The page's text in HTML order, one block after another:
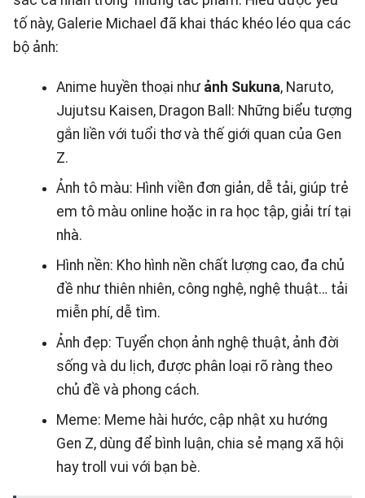
tố này, Galerie Michael đã khai thác khéo léo qua các
bộ ảnh:
Anime huyền thoại như ảnh Sukuna, Naruto,
Jujutsu Kaisen, Dragon Ball: Những biểu tượng
gắn liền với tuổi thơ và thế giới quan của Gen
Z.
Ảnh tô màu: Hình viền đơn giản, dễ tải, giúp trẻ
em tô màu online hoặc in ra học tập, giải trí tại
nhà.
Hình nền: Kho hình nền chất lượng cao, đa chủ
đề như thiên nhiên, công nghệ, nghệ thuật… tải
miễn phí, dễ tìm.
Ảnh đẹp: Tuyển chọn ảnh nghệ thuật, ảnh đời
sống và du lịch, được phân loại rõ ràng theo
chủ đề và phong cách.
Meme: Meme hài hước, cập nhật xu hướng
Gen Z, dùng để bình luận, chia sẻ mạng xã hội
hay troll vui với bạn bè.